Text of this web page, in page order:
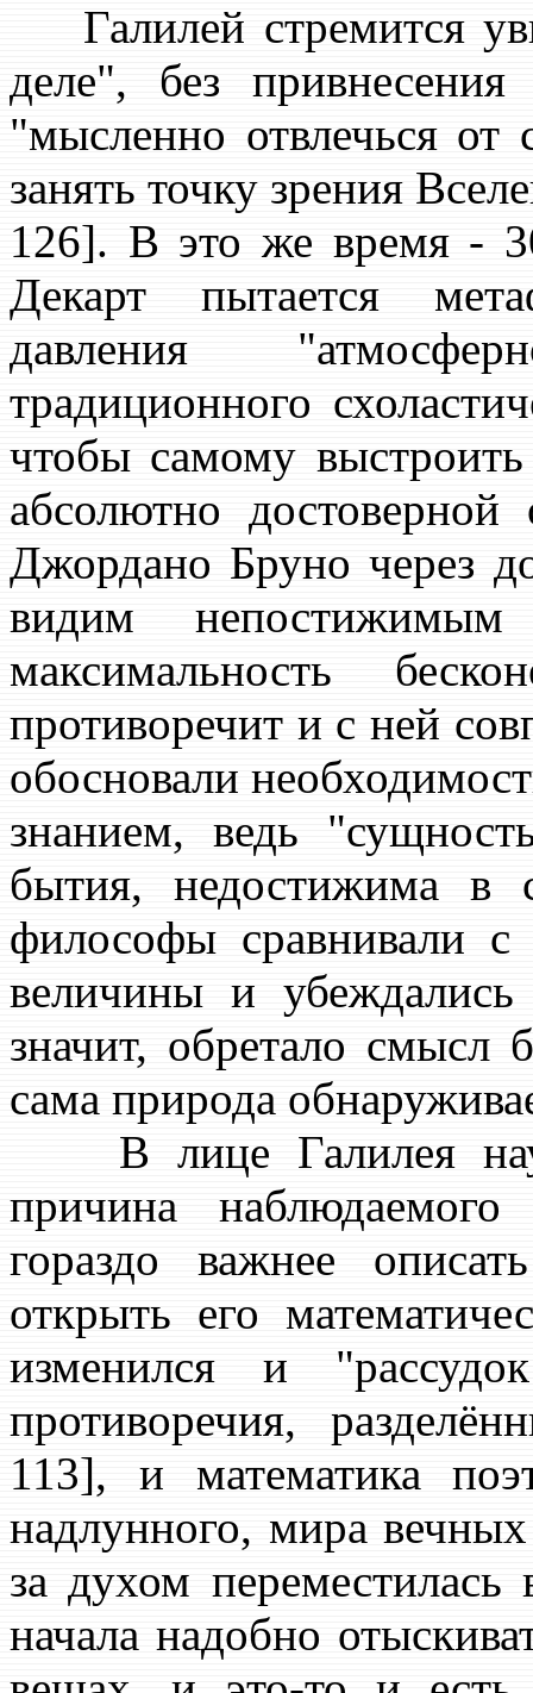
Галилей стремится
деле", без
"мысленно отвлечься от
занять точку зрения
126]. В это же время -
Декарт пытается
давления
традиционного
чтобы самому
абсолютно
Джордано Бруно через
видим
максимальность
противоречит и с ней
обосновали
знанием, ведь
бытия, недостижима в
философы сравнивали с
величины и
значит, обретало смысл
сама природа
В лице Галилея
причина
гораздо важнее
открыть его
изменился и
противоречия,
113], и математика
надлунного, мира
за духом
начала надобно